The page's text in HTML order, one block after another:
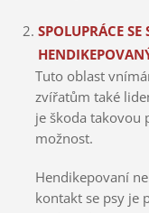
SPOLUPRÁCE
Tuto oblast
zvířatům také
je škoda takovou
možnost.
Hendikepovaní
kontakt se psy je